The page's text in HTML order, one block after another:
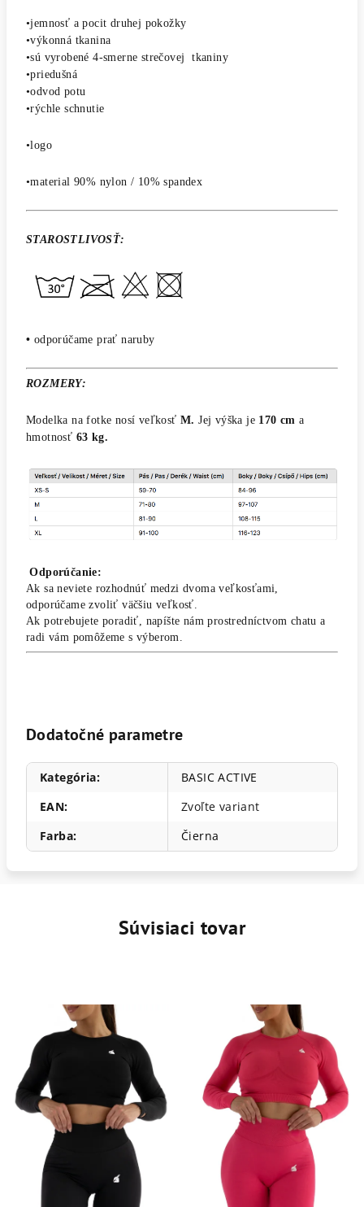
•jemnosť a pocit druhej pokožky
•výkonná tkanina
•sú vyrobené 4-smerne strečovej tkaniny
•priedušná
•odvod potu
•rýchle schnutie
•logo
•material 90% nylon / 10% spandex
STAROSTLIVOSŤ:
• odporúčame prať naruby
ROZMERY:
Modelka na fotke nosí veľkosť M.Jej výška je 170 cma
hmotnosť 63 kg.
Odporúčanie:
Ak sa neviete rozhodnúť medzi dvoma veľkosťami,
odporúčame zvoliť väčšiu veľkosť.
Ak potrebujete poradiť, napíšte nám prostredníctvom chatu a
radi vám pomôžeme s výberom.
Dodatočné parametre
Kategória:
BASIC ACTIVE
EAN:
Zvoľte variant
Farba: Čierna
Súvisiaci tovar